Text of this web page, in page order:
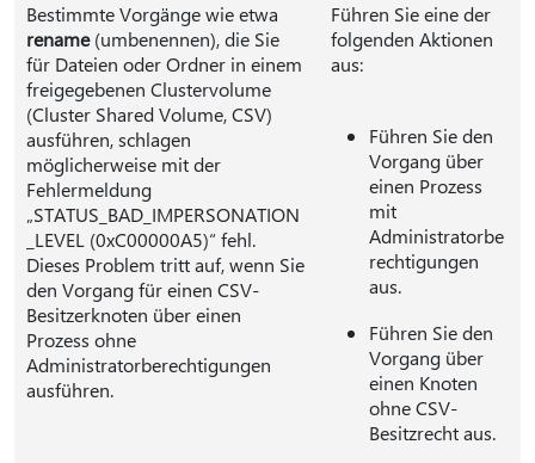
Bestimmte Vorgänge wie etwa
rename(umbenennen), die Sie
für Dateien oder Ordner in einem
freigegebenen Clustervolume
(Cluster Shared Volume, CSV)
ausführen, schlagen
möglicherweise mit der
Fehlermeldung
„STATUS_BAD_IMPERSONATION
_LEVEL (0xC00000A5)“ fehl.
Dieses Problem tritt auf, wenn Sie
den Vorgang für einen CSV-
Besitzerknoten über einen
Prozess ohne
Administratorberechtigungen
ausführen.
Führen Sie eine der
folgenden Aktionen
aus:
Führen Sie den
Vorgang über
einen Prozess
mit
Administratorbe
rechtigungen
aus.
Führen Sie den
Vorgang über
einen Knoten
ohne CSV-
Besitzrecht aus.